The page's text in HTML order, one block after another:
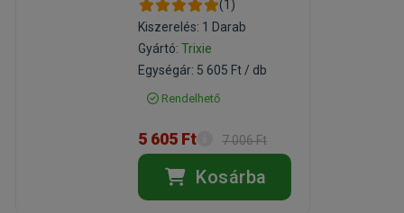
(1)
Kiszerelés: 1 Darab
Gyártó:Trixie
Egységár: 5 605 Ft / db
Rendelhető
5 605 Ft 7 006 Ft
Kosárba